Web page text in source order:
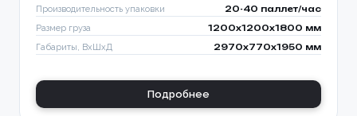
Производительность упаковки 20-40 паллет/час
Размер груза 1200х1200х1800 мм
Габариты, ВхШхД 2970х770х1950 мм
Подробнее